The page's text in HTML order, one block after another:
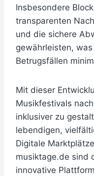
Insbesondere
transparenten
und die sichere
gewährleisten,
Betrugsfällen
Mit dieser
Musikfestivals
inklusiver zu
lebendigen,
Digitale
musiktage.de sind
innovative